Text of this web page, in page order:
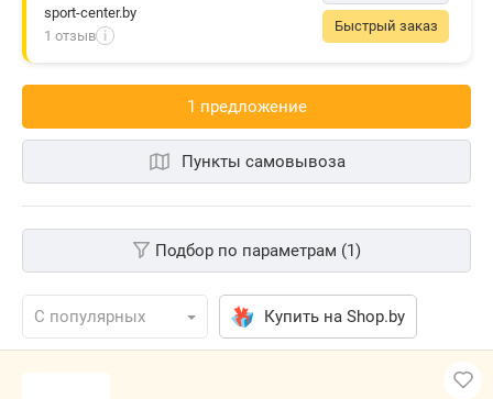
Быстрый заказ
sport-center.by
1 отзыв i
1 предложениe
Пункты самовывоза
Подбор по параметрам (1)
Купить на Shop.by